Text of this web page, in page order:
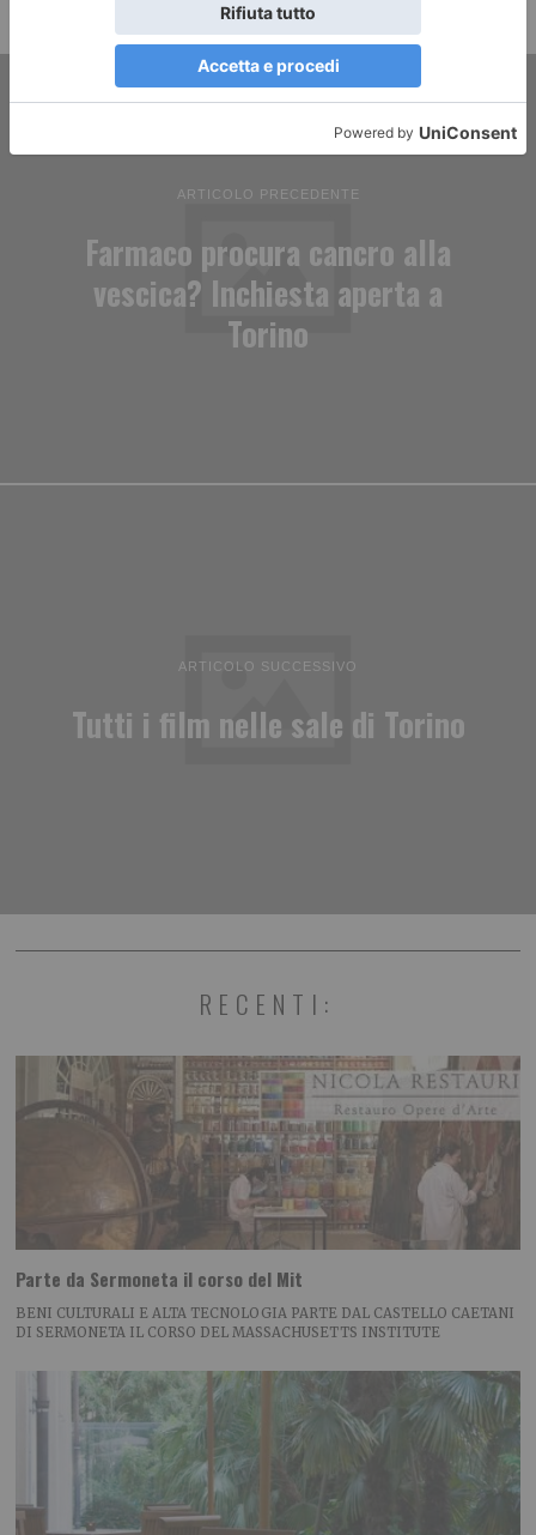
ARTICOLO PRECEDENTE
Farmaco procura cancro alla
vescica? Inchiesta aperta a
Torino
ARTICOLO SUCCESSIVO
Tutti i film nelle sale di Torino
RECENTI:
Parte da Sermoneta il corso del Mit
BENI CULTURALI E ALTA TECNOLOGIA PARTE DAL CASTELLO CAETANI
DI SERMONETA IL CORSO DEL MASSACHUSETTS INSTITUTE